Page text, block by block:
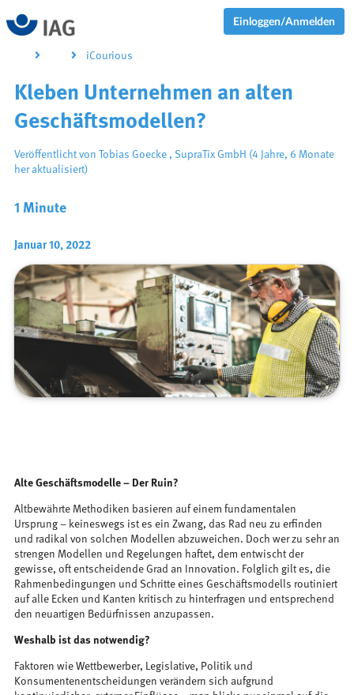
Einloggen/Anmelden
iCourious
1 Minute
Januar 10, 2022
Kleben Unternehmen an alten
Geschäftsmodellen?
Veröffentlicht von Tobias Goecke, SupraTix GmbH (4 Jahre, 6 Monate
her aktualisiert)
Alte Geschäftsmodelle – Der Ruin?
Altbewährte Methodiken basieren auf einem fundamentalen
Ursprung – keineswegs ist es ein Zwang, das Rad neu zu erfinden
und radikal von solchen Modellen abzuweichen. Doch wer zu sehr an
strengen Modellen und Regelungen haftet, dem entwischt der
gewisse, oft entscheidende Grad an Innovation. Folglich gilt es, die
Rahmenbedingungen und Schritte eines Geschäftsmodells routiniert
auf alle Ecken und Kanten kritisch zu hinterfragen und entsprechend
den neuartigen Bedürfnissen anzupassen.
Weshalb ist das notwendig?
Faktoren wie Wettbewerber, Legislative, Politik und
Konsumentenentscheidungen verändern sich aufgrund